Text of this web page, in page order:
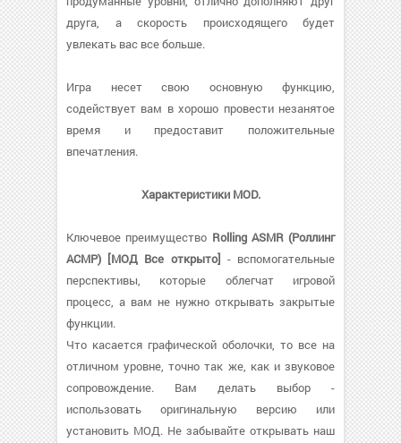
друга, а скорость происходящего будет
увлекать вас все больше.
Игра несет свою основную функцию,
содействует вам в хорошо провести незанятое
время и предоставит положительные
впечатления.
Характеристики MOD.
Ключевое преимущество Rolling ASMR (Роллинг
АСМР) [МОД Все открыто] - вспомогательные
перспективы, которые облегчат игровой
процесс, а вам не нужно открывать закрытые
функции.
Что касается графической оболочки, то все на
отличном уровне, точно так же, как и звуковое
сопровождение. Вам делать выбор -
использовать оригинальную версию или
установить МОД. Не забывайте открывать наш